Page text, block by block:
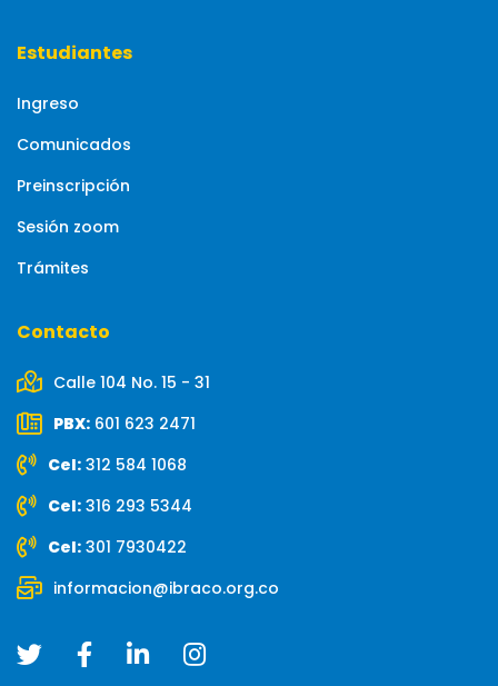
Estudiantes
Ingreso
Comunicados
Preinscripción
Sesión zoom
Trámites
Contacto
Calle 104 No. 15 - 31
PBX: 601 623 2471
Cel: 312 584 1068
Cel: 316 293 5344
Cel: 301 7930422
informacion@ibraco.org.co